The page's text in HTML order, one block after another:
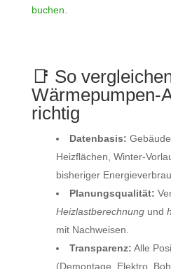
buchen.
📑 So
richtig
Datenbasis:
Heizflächen,
bisheriger
Planungsqualität:
Heizlastberechnungund
mit Nachweisen.
Transparenz: Alle
(Demontage, Elektro,